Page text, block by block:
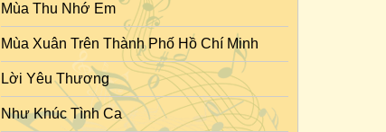
Mùa Thu Nhớ Em
Mùa Xuân Trên Thành Phố Hồ Chí Minh
Lời Yêu Thương
Như Khúc Tình Ca